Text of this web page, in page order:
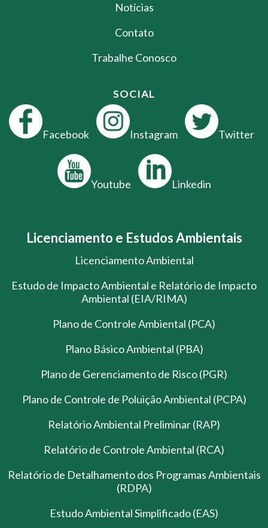
Notícias
Contato
Trabalhe Conosco
SOCIAL
Facebook Instagram Twitter
Youtube Linkedin
Licenciamento e Estudos Ambientais
Licenciamento Ambiental
Estudo de Impacto Ambiental e Relatório de Impacto
Ambiental (EIA/RIMA)
Plano de Controle Ambiental (PCA)
Plano Básico Ambiental (PBA)
Plano de Gerenciamento de Risco (PGR)
Plano de Controle de Poluição Ambiental (PCPA)
Relatório Ambiental Preliminar (RAP)
Relatório de Controle Ambiental (RCA)
Relatório de Detalhamento dos Programas Ambientais
(RDPA)
Estudo Ambiental Simplificado (EAS)